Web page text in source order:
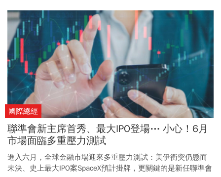
國際總經
聯準會新主席首秀、最大IPO登場⋯ 小心！6月
市場面臨多重壓力測試
進入六月，全球金融市場迎來多重壓力測試：美伊衝突仍懸而
未決、史上最大IPO案SpaceX預計掛牌，更關鍵的是新任聯準會